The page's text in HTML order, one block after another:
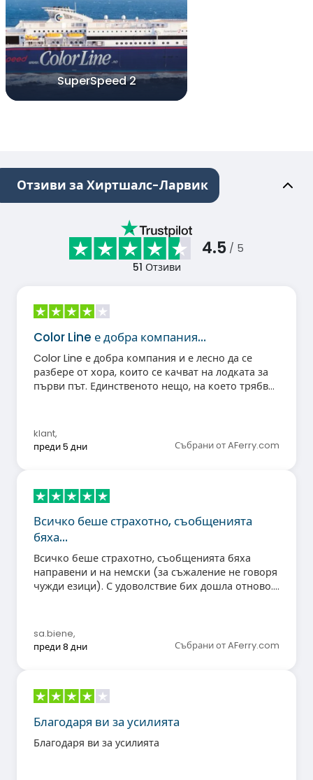
SuperSpeed 2
Отзиви за Хиртшалс-Ларвик
4.5 / 5
51 Отзиви
Color Line е добра компания…
Color Line е добра компания и е лесно да се
разбере от хора, които се качват на лодката за
първи път. Единственото нещо, на което трябва
кетъринг. В действителност хората се
разхождаха в кръг около самия бюфет с месо.
klant,
преди 5 дни
Събрани от AFerry.com
Всичко беше страхотно, съобщенията
бяха…
Всичко беше страхотно, съобщенията бяха
направени и на немски (за съжаление не говоря
чужди езици). С удоволствие бих дошла отново.
sa.biene,
преди 8 дни
Събрани от AFerry.com
Благодаря ви за усилията
Благодаря ви за усилията